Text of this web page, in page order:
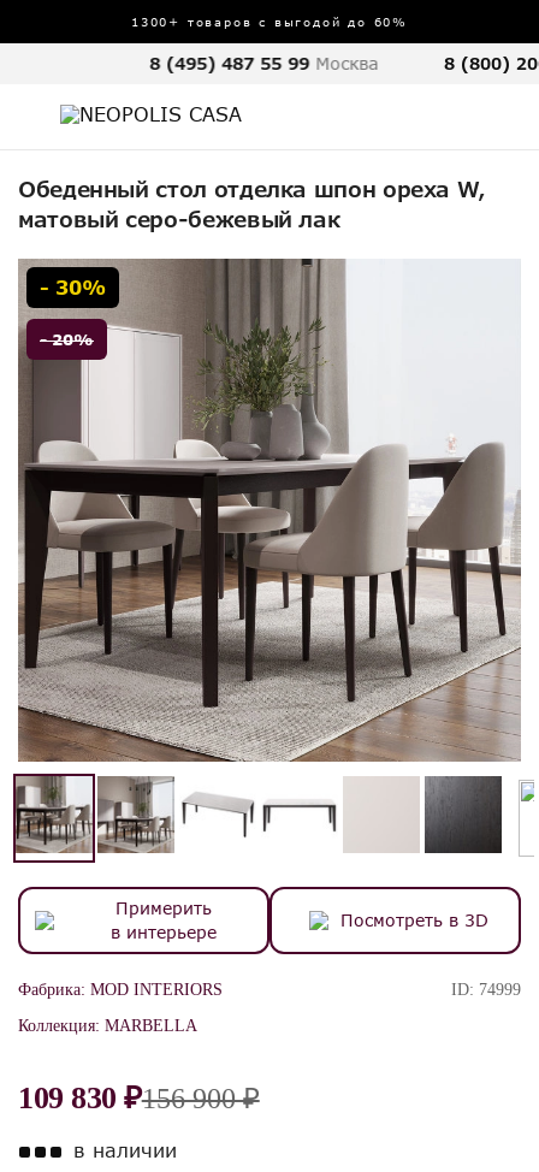
1300+ товаров с выгодой до 60%
8 (495) 487 55 99 Москва 8 (800)
Обеденный стол отделка шпон ореха W,
матовый серо-бежевый лак
- 30%
- 20%
Примерить
в интерьере
Посмотреть в 3D
Фабрика: MOD INTERIORS
Коллекция: MARBELLA
ID: 74999
109 830 ₽156 900 ₽
в наличии